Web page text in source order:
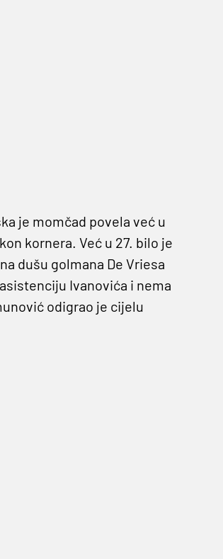
je momčad povela već u
kornera. Već u 27. bilo je
dušu golmana De Vriesa
Ivanovića i nema
odigrao je cijelu